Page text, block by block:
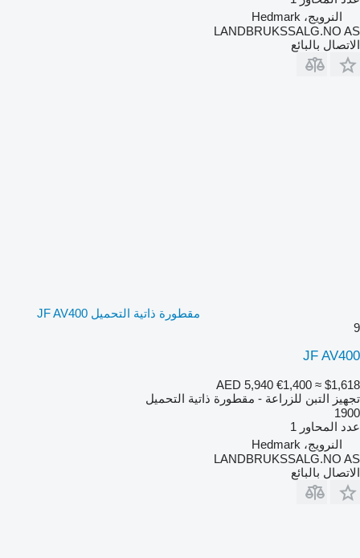
النرويج، Hedmark
LANDBRUKSSALG.NO AS
الاتصال بالبائع
مقطورة ذاتية التحميل JF AV400
9
JF AV400
AED 5,940 €1,400 ≈ $1,618
تجهيز التبن للزراعة - مقطورة ذاتية التحميل
1900
عدد المحاور 1
النرويج، Hedmark
LANDBRUKSSALG.NO AS
الاتصال بالبائع